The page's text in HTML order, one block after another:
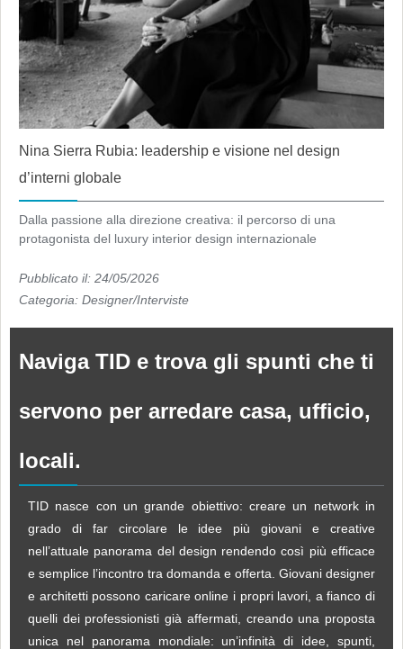
Nina Sierra Rubia: leadership e visione nel design
d’interni globale
Dalla passione alla direzione creativa: il percorso di una
protagonista del luxury interior design internazionale
Pubblicato il: 24/05/2026
Categoria: Designer/Interviste
Naviga TID e trova gli spunti che ti
servono per arredare casa, ufficio,
locali.
TID nasce con un grande obiettivo: creare un network in
grado di far circolare le idee più giovani e creative
nell’attuale panorama del design rendendo così più efficace
e semplice l’incontro tra domanda e offerta. Giovani designer
e architetti possono caricare online i propri lavori, a fianco di
quelli dei professionisti già affermati, creando una proposta
unica nel panorama mondiale: un’infinità di idee, spunti,